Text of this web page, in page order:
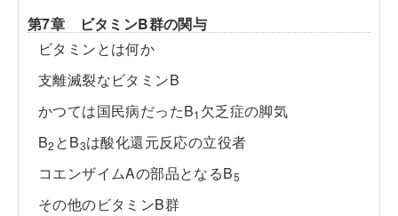
第7章 ビタミンB群の関与
ビタミンとは何か
支離滅裂なビタミンB
かつては国民病だったB1 欠乏症の脚気
B2 とB3は酸化還元反応の立役者
コエンザイムAの部品となるB5
その他のビタミンB群